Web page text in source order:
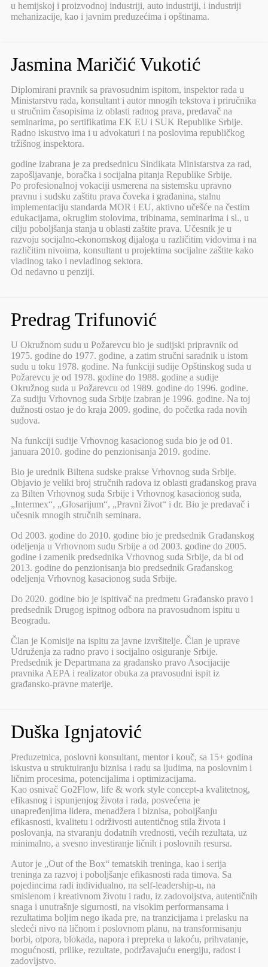
u hemijskoj i proizvodnoj industriji, auto industriji, i industriji
mehanizacije, kao i javnim preduzećima i opštinama.
Jasmina Maričić Vukotić
Diplomirani pravnik sa pravosudnim ispitom, inspektor rada u
Ministarstvu rada, konsultant i autor mnogih tekstova i priručnika
u stručnim časopisima iz oblasti radnog prava, predavač na
seminarima, po sertifikatima EK EU i SUK Republike Srbije.
Radno iskustvo ima i u advokaturi i na poslovima republičkog
tržišnog inspektora.
godine izabrana je za predsednicu Sindikata Ministarstva za rad,
zapošljavanje, boračka i socijalna pitanja Republike Srbije.
Po profesionalnoj vokaciji usmerena na sistemsku upravno
pravnu i sudsku zaštitu prava čoveka i građanina, stalnu
implementaciju standarda MOR i EU, aktivno učešće na čestim
edukacijama, okruglim stolovima, tribinama, seminarima i sl., u
cilju poboljšanja stanja u oblasti zaštite prava. Učesnik je u
razvoju socijalno-ekonomskog dijaloga u različitim vidovima i na
različitim nivoima, konsultant u projektima socijalne zaštite kako
vladinog tako i nevladinog sektora.
Od nedavno u penziji.
Predrag Trifunović
U Okružnom sudu u Požarevcu bio je sudijski pripravnik od
1975. godine do 1977. godine, a zatim stručni saradnik u istom
sudu u toku 1978. godine. Na funkciji sudije Opštinskog suda u
Požarevcu je od 1978. godine do 1988. godine a sudije
Okružnog suda u Požarevcu od 1989. godine do 1996. godine.
Za sudiju Vrhovnog suda Srbije izabran je 1996. godine. Na toj
dužnosti ostao je do kraja 2009. godine, do početka rada novih
sudova.
Na funkciji sudije Vrhovnog kasacionog suda bio je od 01.
januara 2010. godine do penzionisanja 2019. godine.
Bio je urednik Biltena sudske prakse Vrhovnog suda Srbije.
Objavio je veliki broj stručnih radova iz oblasti građanskog prava
za Bilten Vrhovnog suda Srbije i Vrhovnog kasacionog suda,
„Intermex“, „Glosarijum“, „Pravni život“ i dr. Bio je predavač i
učesnik mnogih stručnih seminara.
Od 2003. godine do 2010. godine bio je predsednik Građanskog
odeljenja u Vrhovnom sudu Srbije a od 2003. godine do 2005.
godine i zamenik predsednika Vrhovnog suda Srbije, da bi od
2013. godine do penzionisanja bio predsednik Građanskog
odeljenja Vrhovnog kasacionog suda Srbije.
Do 2020. godine bio je ispitivač na predmetu Građansko pravo i
predsednik Drugog ispitnog odbora na pravosudnom ispitu u
Beogradu.
Član je Komisije na ispitu za javne izvršitelje. Član je uprave
Udruženja za radno pravo i socijalno osiguranje Srbije.
Predsednik je Departmana za građansko pravo Asocijacije
pravnika AEPA i realizator obuka za pravosudni ispit iz
građansko-pravne materije.
Duška Ignjatović
Preduzetnica, poslovni konsultant, mentor i kouč, sa 15+ godina
iskustva u struktuiranju biznisa i radu sa ljudima, na poslovnim i
ličnim procesima, potencijalima i optimizacijama.
Kao osnivač Go2Flow, life & work style concept-a kvalitetnog,
efikasnog i ispunjenjog života i rada, posvećena je
unapređenjima lidera, menadžera i biznisa, poboljšanju
efikasnosti, kvalitetu i održivosti autentičnog stila života i
poslovanja, na stvaranju dodatnih vrednosti, većih rezultata, uz
minimalno, a svesno investiranje ličnih i poslovnih resursa.
Autor je „Out of the Box“ tematskih treninga, kao i serija
treninga za razvoj i poboljšanje efikasnosti rada timova. Sa
pojedincima radi individualno, na self-leadership-u, na
smislenom i kreativnom životu i radu, iz zadovoljstva, autentičnih
snaga i unutrašnje sigurnosti, na visokim performansama i
rezultatima boljim nego ikada pre, na tranzicijama i prelasku na
sledeći nivo na ličnom i poslovnom planu, na transformisanju
borbi, otpora, blokada, napora i prepreka u lakoću, prihvatanje,
mogućnosti, prilike, rezultate, podržavajuću energiju, radost i
zadovljstvo.